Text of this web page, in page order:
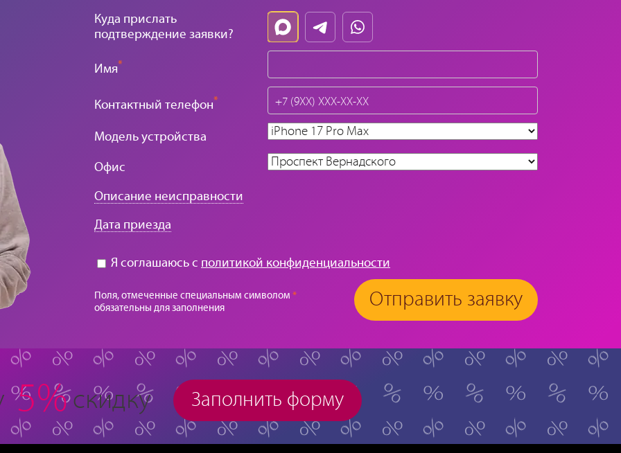
Куда прислать
подтверждение заявки?
Имя*
Контактный телефон*
Модель устройства
Офис
Описание неисправности
Дата приезда
Я соглашаюсь с политикой конфиденциальности
Поля, отмеченные специальным символом *
обязательны для заполнения
Отправить заявку
5% скидку Заполнить форму